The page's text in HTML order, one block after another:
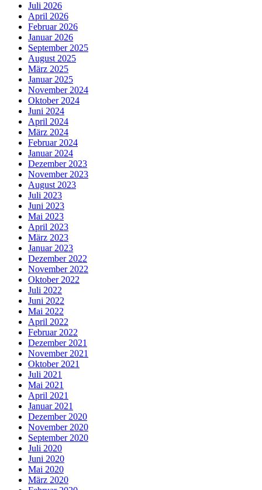
Juli 2026
April 2026
Februar 2026
Januar 2026
September 2025
August 2025
März 2025
Januar 2025
November 2024
Oktober 2024
Juni 2024
April 2024
März 2024
Februar 2024
Januar 2024
Dezember 2023
November 2023
August 2023
Juli 2023
Juni 2023
Mai 2023
April 2023
März 2023
Januar 2023
Dezember 2022
November 2022
Oktober 2022
Juli 2022
Juni 2022
Mai 2022
April 2022
Februar 2022
Dezember 2021
November 2021
Oktober 2021
Juli 2021
Mai 2021
April 2021
Januar 2021
Dezember 2020
November 2020
September 2020
Juli 2020
Juni 2020
Mai 2020
März 2020